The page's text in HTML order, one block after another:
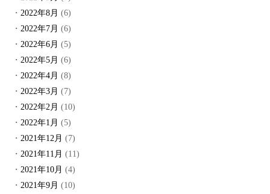
2022年8月 (6)
2022年7月 (6)
2022年6月 (5)
2022年5月 (6)
2022年4月 (8)
2022年3月 (7)
2022年2月 (10)
2022年1月 (5)
2021年12月 (7)
2021年11月 (11)
2021年10月 (4)
2021年9月 (10)